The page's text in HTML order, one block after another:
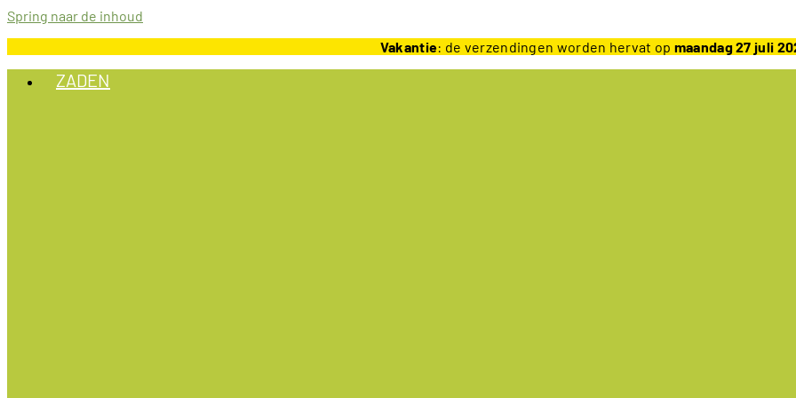
Spring naar de inhoud
Vakantie: de verzendingen worden hervat op maandag 27 juli
ZADEN